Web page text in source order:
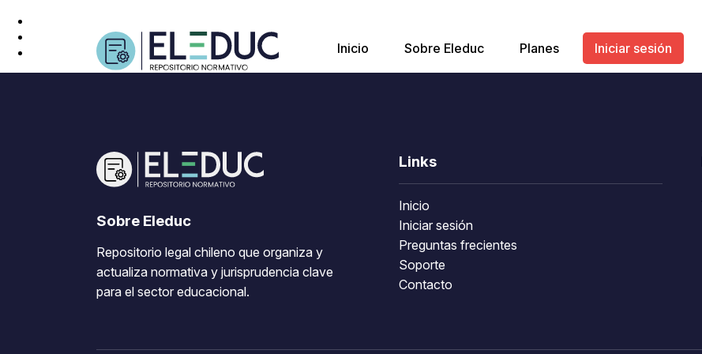
Inicio Sobre Eleduc Planes Iniciar sesión
Sobre Eleduc
Repositorio legal chileno que organiza y
actualiza normativa y jurisprudencia clave
para el sector educacional.
Links
Inicio
Iniciar sesión
Preguntas frecientes
Soporte
Contacto